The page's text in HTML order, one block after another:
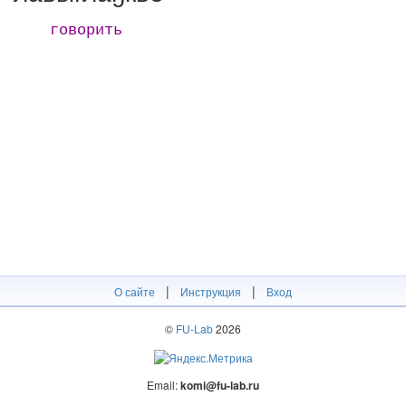
говорить
О сайте | Инструкция | Вход
© FU-Lab2026
Email:komi@fu-lab.ru